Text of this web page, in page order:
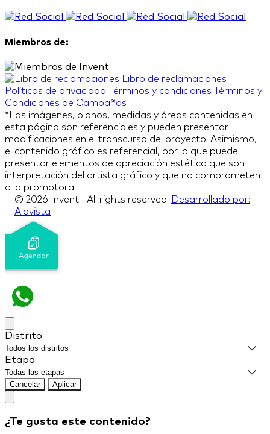
Miembros de:
Libro de reclamaciones
Políticas de privacidad
Términos y condiciones
Términos y
Condiciones de Campañas
*Las imágenes, planos, medidas y áreas contenidas en
esta página son referenciales y pueden presentar
modificaciones en el transcurso del proyecto. Asimismo,
el contenido gráfico es referencial, por lo que puede
presentar elementos de apreciación estética que son
interpretación del artista gráfico y que no comprometen
a la promotora.
© 2026 Invent | All rights reserved.
Desarrollado por:
Alavista
Distrito
Etapa
Cancelar Aplicar
¿Te gusta este contenido?